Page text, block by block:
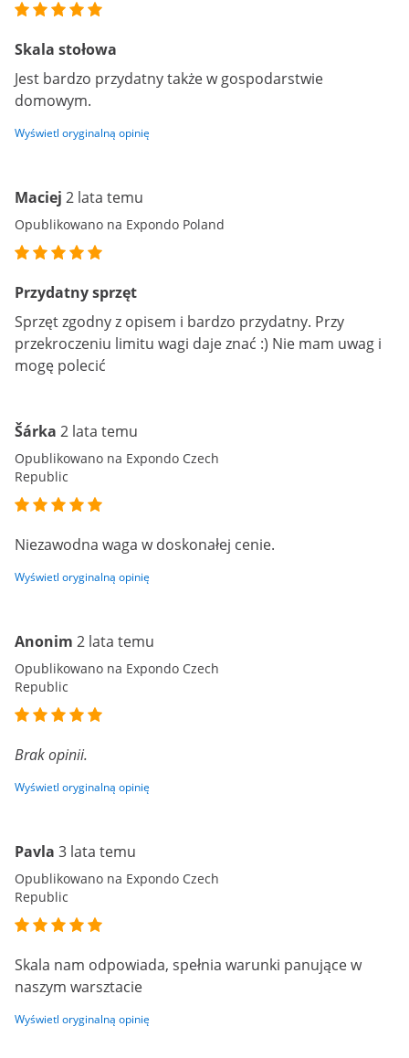
Skala stołowa
Jest bardzo przydatny także w gospodarstwie
domowym.
Wyświetl oryginalną opinię
Maciej 2 lata temu
Opublikowano na Expondo Poland
Przydatny sprzęt
Sprzęt zgodny z opisem i bardzo przydatny. Przy
przekroczeniu limitu wagi daje znać :) Nie mam uwag i
mogę polecić
Šárka 2 lata temu
Opublikowano na Expondo Czech
Republic
Niezawodna waga w doskonałej cenie.
Wyświetl oryginalną opinię
Anonim 2 lata temu
Opublikowano na Expondo Czech
Republic
Brak opinii.
Wyświetl oryginalną opinię
Pavla 3 lata temu
Opublikowano na Expondo Czech
Republic
Skala nam odpowiada, spełnia warunki panujące w
naszym warsztacie
Wyświetl oryginalną opinię